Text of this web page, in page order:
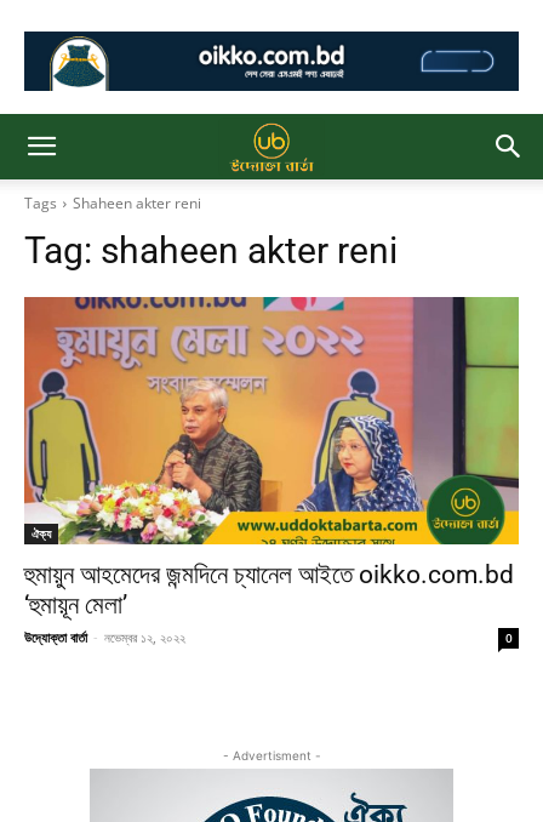
Tags Shaheen akter reni
Tag: shaheen akter reni
ঐক্য
হুমায়ুন আহমেদের জন্মদিনে চ্যানেল আইতে oikko.com.bd
‘হুমায়ূন মেলা’
উদ্যোক্তা বার্তা - নভেম্বর ১২, ২০২২ 0
- Advertisment -